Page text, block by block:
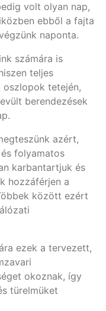
volt olyan nap,
ebből a fajta
naponta.
számára is
teljes
oszlopok tetején,
berendezések
azért,
folyamatos
karbantartjuk és
hozzáférjen a
között ezért
ezek a tervezett,
okoznak, így
türelmüket